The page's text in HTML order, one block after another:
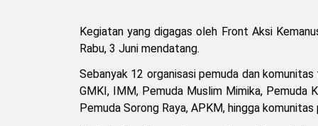
Kegiatan yang digagas oleh Front Aksi
Rabu, 3 Juni mendatang.
Sebanyak 12 organisasi pemuda dan
GMKI, IMM, Pemuda Muslim Mimika, Pemuda
Pemuda Sorong Raya, APKM, hingga